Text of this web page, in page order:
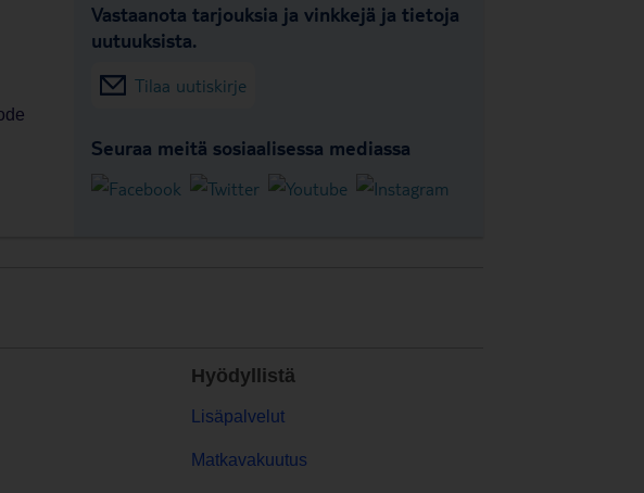
Vastaanota tarjouksia ja vinkkejä ja tietoja
uutuuksista.
Tilaa uutiskirje
Seuraa meitä sosiaalisessa mediassa
Hyödyllistä
Lisäpalvelut
Matkavakuutus